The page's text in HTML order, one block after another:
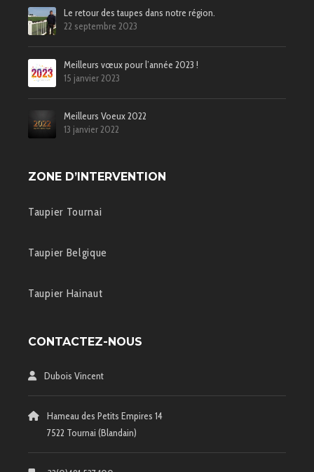
Le retour des taupes dans notre région.
22 septembre 2023
Meilleurs vœux pour l’année 2023 !
15 janvier 2023
Meilleurs Voeux 2022
13 janvier 2022
ZONE D’INTERVENTION
Taupier Tournai
Taupier Belgique
Taupier Hainaut
CONTACTEZ-NOUS
Dubois Vincent
Hameau des Petits Empires 14
7522 Tournai (Blandain)